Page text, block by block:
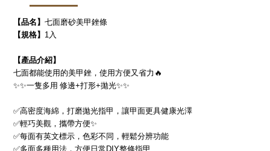
【品名】 七面磨砂美甲銼條
【規格】 1入
【產品介紹】
七面都能使用的美甲銼，使用方便又省力 🔥
✨✨一隻多用 修邊+打形+拋光✨✨
✅高密度海綿，打磨拋光指甲，讓甲面更具健康光澤
✅輕巧美觀，攜帶方便✨
✅每面有英文標示，色彩不同，輕鬆分辨功能
✅多面多種用法，方便日常 DIY整修指甲